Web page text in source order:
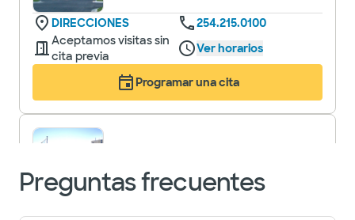
DIRECCIONES
254.215.0100
Aceptamos visitas sin
cita previa
Ver horarios
Programar una cita
2401 Calle S 31st, Temple, TX, 76508
Preguntas frecuentes